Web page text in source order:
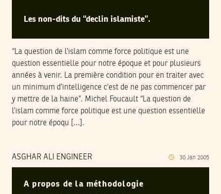
Les non-dits du “declin islamiste”.
“La question de l’islam comme force politique est une
question essentielle pour notre époque et pour plusieurs
années à venir. La première condition pour en traiter avec
un minimum d’intelligence c’est de ne pas commencer par
y mettre de la haine”. Michel Foucault “La question de
l’islam comme force politique est une question essentielle
pour notre époqu […].
ASGHAR ALI ENGINEER 30 Jan 2005
A propos de la méthodologie